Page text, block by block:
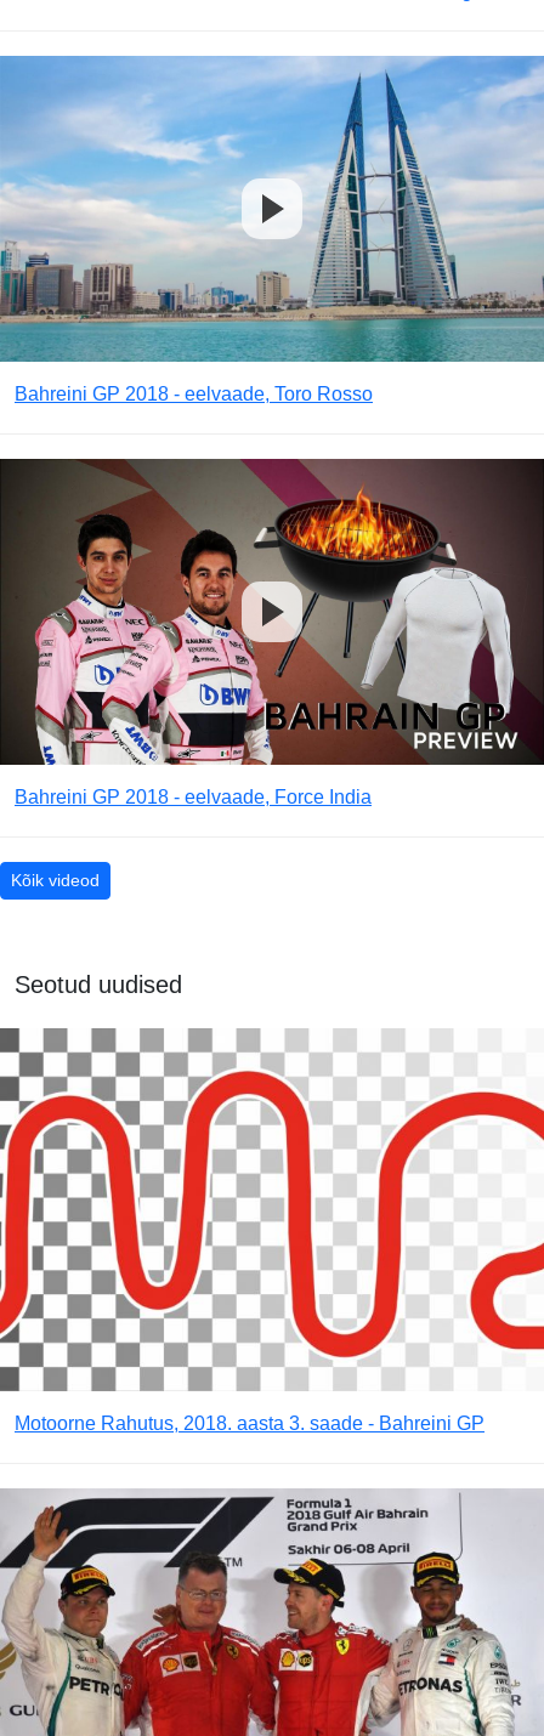
Bahreini GP 2018 - eelvaade, Toro Rosso
Bahreini GP 2018 - eelvaade, Force India
Kõik videod
Seotud uudised
Motoorne Rahutus, 2018. aasta 3. saade - Bahreini GP